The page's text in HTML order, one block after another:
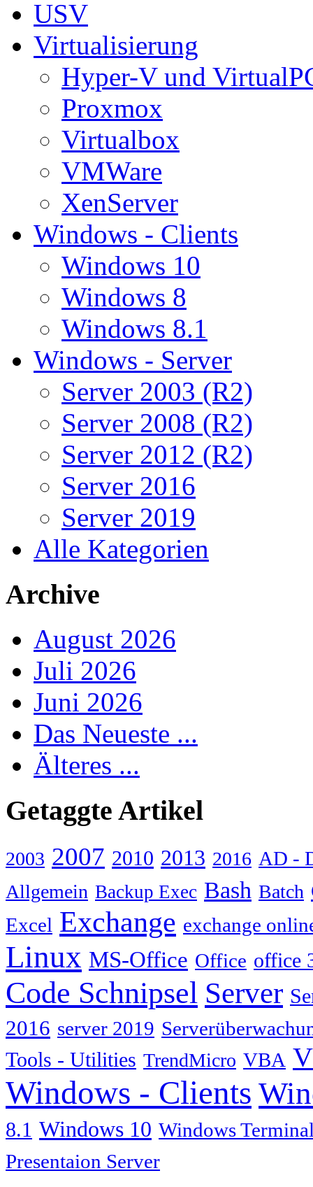
USV
Virtualisierung
Hyper-V und
Proxmox
Virtualbox
VMWare
XenServer
Windows - Clients
Windows 10
Windows 8
Windows 8.1
Windows - Server
Server 2003 (R2)
Server 2008 (R2)
Server 2012 (R2)
Server 2016
Server 2019
Alle Kategorien
Archive
August 2026
Juli 2026
Juni 2026
Das Neueste ...
Älteres ...
Getaggte Artikel
2003 2007 2010 2013 2016 AD -
Allgemein Backup Exec Bash Batch
Excel Exchange exchange
Linux MS-Office Office office
Code Schnipsel Server
2016 server 2019
Tools - Utilities TrendMicro VBA
Windows - Clients
8.1 Windows 10 Windows
Presentaion Server